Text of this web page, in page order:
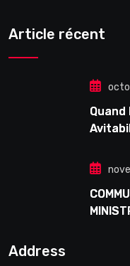
Article récent
Address